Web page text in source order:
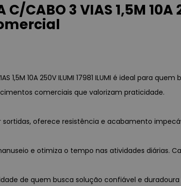
C/CABO 3 VIAS 1,5M
1,5M 10A 250V ILUMI 17981 ILUMI é ideal
comerciais que valorizam praticidade.
oferece resistência e acabamento
e otimiza o tempo nas atividades diárias.
de quem busca solução confiável e